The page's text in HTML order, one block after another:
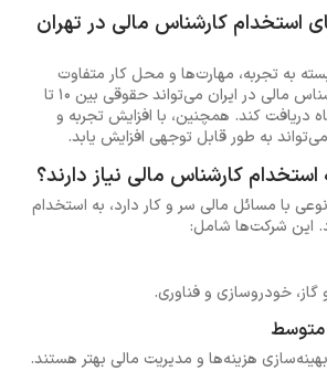
استخدام کارشناس مالی در تهران
به تجربه، مهارت‌ها و محل کار متفاوت
است. به طور کلی، کارشناس مالی در ایران می‌تواند حقوقی بین 10 تا
دریافت کند. همچنین، با افزایش تجربه و
به طور قابل توجهی افزایش یابد.
کارشناس مالی نیاز دارند؟
با مسائل مالی سر و کار دارد، به استخدام
این شرکت‌ها شامل:
خودروسازی و فناوری.
هزینه‌ها و مدیریت مالی بهتر هستند.